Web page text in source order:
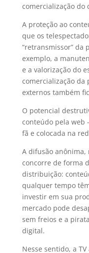
comercialização do
A proteção ao
que os
“retransmissor” da
exemplo, a
e a valorização do
comercialização da
externos também
O potencial
conteúdo pela web
fã e colocada na
A difusão anônima,
concorre de forma
distribuição:
qualquer tempo
investir em sua
mercado pode
sem freios e a
digital.
Nesse sentido, a